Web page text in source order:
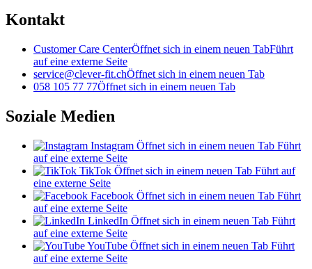
Kontakt
Customer Care CenterÖffnet sich in einem neuen TabFührt
auf eine externe Seite
service@clever-fit.chÖffnet sich in einem neuen Tab
058 105 77 77Öffnet sich in einem neuen Tab
Soziale Medien
Instagram Öffnet sich in einem neuen Tab Führt
auf eine externe Seite
TikTok Öffnet sich in einem neuen Tab Führt auf
eine externe Seite
Facebook Öffnet sich in einem neuen Tab Führt
auf eine externe Seite
LinkedIn Öffnet sich in einem neuen Tab Führt
auf eine externe Seite
YouTube Öffnet sich in einem neuen Tab Führt
auf eine externe Seite